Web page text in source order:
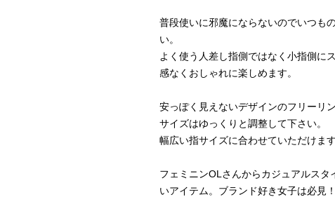
普段使いに邪魔にならないのでいつも
い。
よく使う人差し指側ではなく小指側に
感なくおしゃれに楽しめます。
安っぽく見えないデザインのフリーリ
サイズはゆっくりと調整して下さい。
幅広い指サイズに合わせていただけます
フェミニンOLさんからカジュアルス
いアイテム。ブランド好き女子は必見！